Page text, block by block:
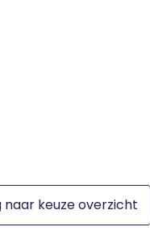
naar keuze overzicht